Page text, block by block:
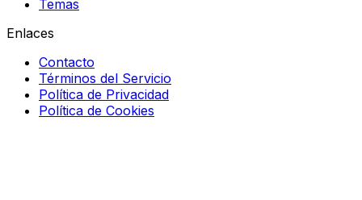
Temas
Enlaces
Contacto
Términos del Servicio
Política de Privacidad
Política de Cookies